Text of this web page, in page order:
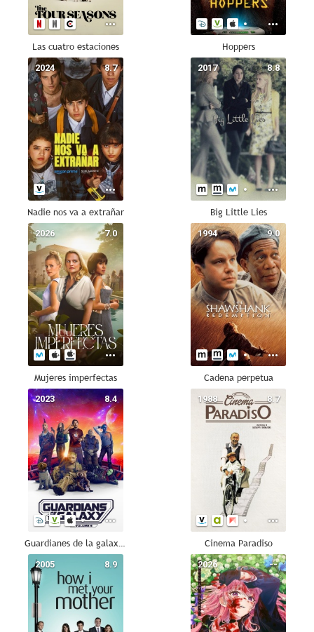
Las cuatro estaciones Hoppers
8.7
2024
Nadie nos va a extrañar
8.8
2017
Big Little Lies
7.0
2026
Mujeres imperfectas
9.0
1994
Cadena perpetua
8.4
2023
Guardianes de la galaxia Vol. 3
8.7
1988
Cinema Paradiso
8.9
2005 --
2026